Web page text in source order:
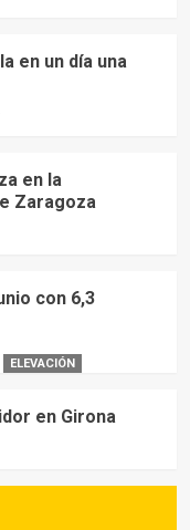
en un día una
en la
Zaragoza
con 6,3
ELEVACIÓN
en Girona